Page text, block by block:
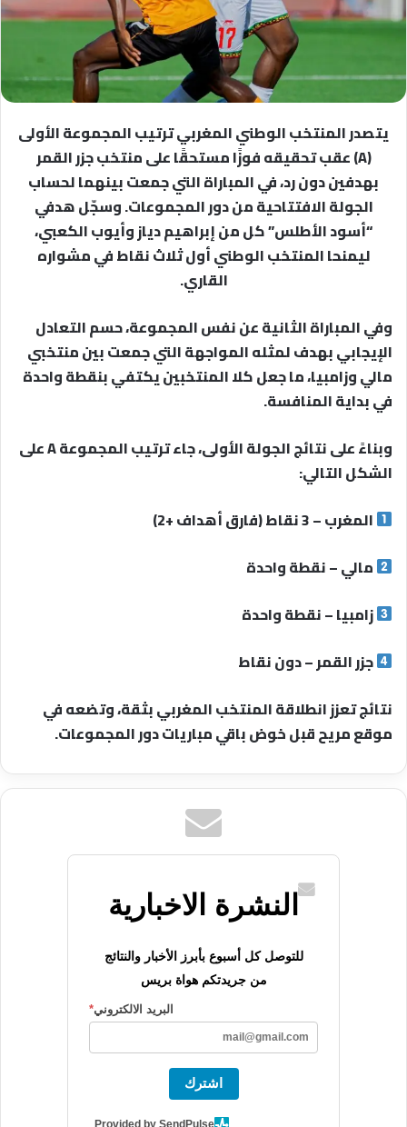
يتصدر المنتخب الوطني المغربي ترتيب المجموعة الأولى
(A) عقب تحقيقه فوزًا مستحقًا على منتخب جزر القمر
بهدفين دون رد، في المباراة التي جمعت بينهما لحساب
الجولة الافتتاحية من دور المجموعات. وسجّل هدفي
“أسود الأطلس” كل من إبراهيم دياز وأيوب الكعبي،
ليمنحا المنتخب الوطني أول ثلاث نقاط في مشواره
القاري.
وفي المباراة الثانية عن نفس المجموعة، حسم التعادل
الإيجابي بهدف لمثله المواجهة التي جمعت بين منتخبي
مالي وزامبيا، ما جعل كلا المنتخبين يكتفي بنقطة واحدة
في بداية المنافسة.
وبناءً على نتائج الجولة الأولى، جاء ترتيب المجموعة A على
الشكل التالي:
المغرب – 3 نقاط (فارق أهداف +2)
مالي – نقطة واحدة
زامبيا – نقطة واحدة
جزر القمر – دون نقاط
نتائج تعزز انطلاقة المنتخب المغربي بثقة، وتضعه في
موقع مريح قبل خوض باقي مباريات دور المجموعات.
النشرة الاخبارية
للتوصل كل أسبوع بأبرز الأخبار والنتائج
من جريدتكم هواة بريس
البريد الالكتروني*
اشترك
Provided by SendPulse